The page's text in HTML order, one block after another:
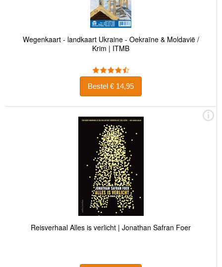
Wegenkaart - landkaart Ukraine - Oekraïne & Moldavië /
Krim | ITMB
Bestel € 14,95
Reisverhaal Alles is verlicht | Jonathan Safran Foer